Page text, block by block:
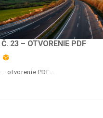
23 – OTVORENIE PDF
otvorenie PDF